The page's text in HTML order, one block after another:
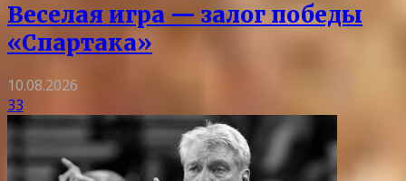
Веселая игра — залог победы
«Спартака»
10.08.2026
33